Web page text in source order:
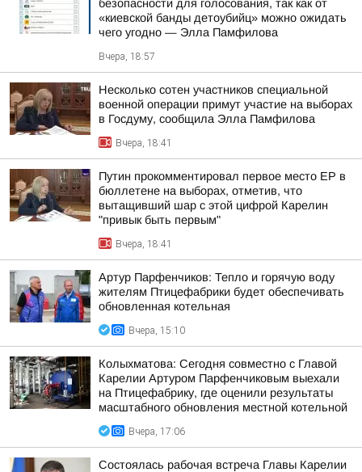
безопасности для голосования, так как от
«киевской банды детоубийц» можно ожидать
чего угодно — Элла Памфилова
Вчера, 18:57
Несколько сотен участников специальной
военной операции примут участие на выборах
в Госдуму, сообщила Элла Памфилова
Вчера, 18:41
Путин прокомментировал первое место ЕР в
бюллетене на выборах, отметив, что
вытащивший шар с этой цифрой Карелин
"привык быть первым"
Вчера, 18:41
Артур Парфенчиков: Тепло и горячую воду
жителям Птицефабрики будет обеспечивать
обновленная котельная
Вчера, 15:10
Колыхматова: Сегодня совместно с Главой
Карелии Артуром Парфенчиковым выехали
на Птицефабрику, где оценили результаты
масштабного обновления местной котельной
Вчера, 17:06
Состоялась рабочая встреча Главы Карелии